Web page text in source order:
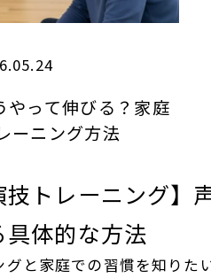
って伸びる？家庭
ーニング方法
技トレーニング
体的な方法
と家庭での習慣を知りた